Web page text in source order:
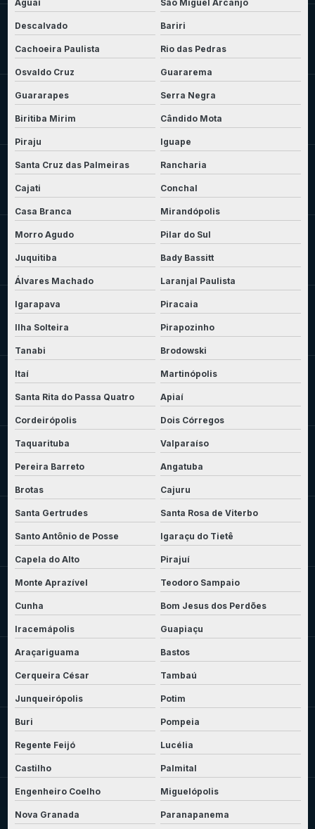
Aguaí São Miguel Arcanjo
Descalvado Bariri
Cachoeira Paulista Rio das Pedras
Osvaldo Cruz Guararema
Guararapes Serra Negra
Biritiba Mirim Cândido Mota
Piraju Iguape
Santa Cruz das Palmeiras Rancharia
Cajati Conchal
Casa Branca Mirandópolis
Morro Agudo Pilar do Sul
Juquitiba Bady Bassitt
Álvares Machado Laranjal Paulista
Igarapava Piracaia
Ilha Solteira Pirapozinho
Tanabi Brodowski
Itaí Martinópolis
Santa Rita do Passa Quatro Apiaí
Cordeirópolis Dois Córregos
Taquarituba Valparaíso
Pereira Barreto Angatuba
Brotas Cajuru
Santa Gertrudes Santa Rosa de Viterbo
Santo Antônio de Posse Igaraçu do Tietê
Capela do Alto Pirajuí
Monte Aprazível Teodoro Sampaio
Cunha Bom Jesus dos Perdões
Iracemápolis Guapiaçu
Araçariguama Bastos
Cerqueira César Tambaú
Junqueirópolis Potim
Buri Pompeia
Regente Feijó Lucélia
Castilho Palmital
Engenheiro Coelho Miguelópolis
Nova Granada Paranapanema